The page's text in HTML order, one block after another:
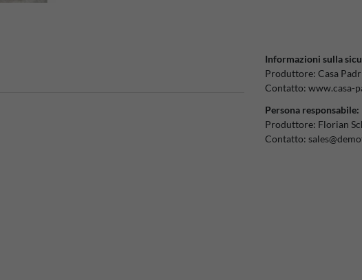
Informazioni sulla
Produttore: Casa
Contatto: www.casa-
Persona responsabile:
Produttore: Florian
Contatto: